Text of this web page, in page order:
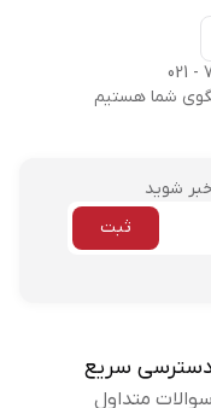
شوید
ثبت
دسترسی سریع
سوالات متداول